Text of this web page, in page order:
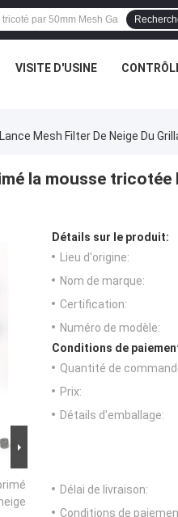
VISITE D'USINE
Mesh Filter De Neige Du
la mousse tricotée
Détails sur le produit:
Lieu d'origine:
Nom de marque:
Certification:
Numéro de modèle:
Conditions de
Quantité de
Prix:
Détails d'emballage:
Délai de livraison:
Conditions de